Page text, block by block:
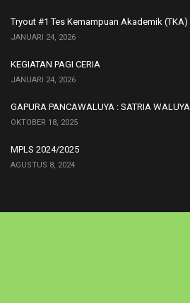
Tryout #1 Tes Kemampuan Akademik (TKA)
JANUARI 24, 2026
KEGIATAN PAGI CERIA
JANUARI 24, 2026
GAPURA PANCAWALUYA : SATRIA WALUYA
OKTOBER 18, 2025
MPLS 2024/2025
AGUSTUS 8, 2024